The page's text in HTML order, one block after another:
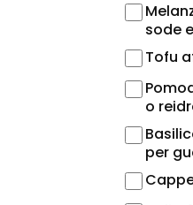
sode
Tofu
o
per